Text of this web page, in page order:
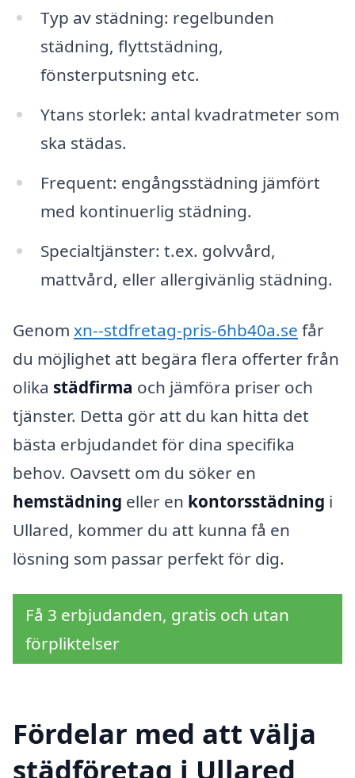
Typ av städning: regelbunden
städning, flyttstädning,
fönsterputsning etc.
Ytans storlek: antal kvadratmeter som
ska städas.
Frequent: engångsstädning jämfört
med kontinuerlig städning.
Specialtjänster: t.ex. golvvård,
mattvård, eller allergivänlig städning.
Genom xn--stdfretag-pris-6hb40a.se får
du möjlighet att begära flera offerter från
olika städfirma och jämföra priser och
tjänster. Detta gör att du kan hitta det
bästa erbjudandet för dina specifika
behov. Oavsett om du söker en
hemstädning eller en kontorsstädning i
Ullared, kommer du att kunna få en
lösning som passar perfekt för dig.
Få 3 erbjudanden, gratis och utan
förpliktelser
Fördelar med att välja
städföretag i Ullared